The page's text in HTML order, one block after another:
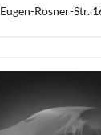
Eugen-Rosner-Str.